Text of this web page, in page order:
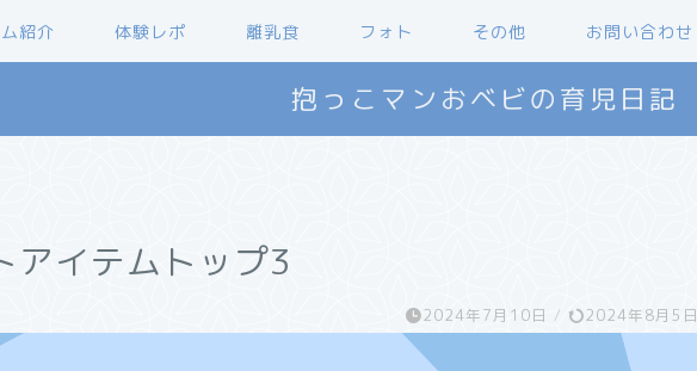
紹介 体験レポ 離乳食 フォト その他 お問い合わせ
抱っこマンおベビの育児日記
アイテムトップ3
2024年7月10日 / 2024年8月5日